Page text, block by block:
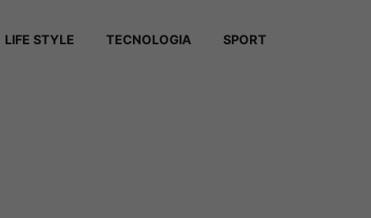
LIFE STYLE TECNOLOGIA SPORT